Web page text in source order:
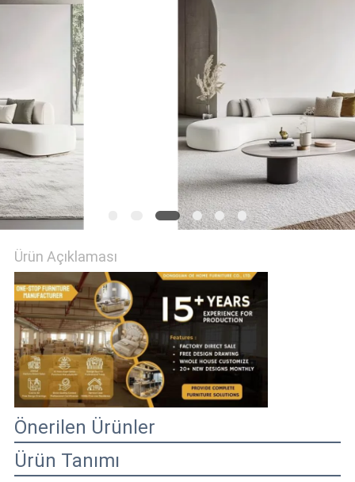
ULAŞIN
HABERLER
TÜM
SERVIS
TALEPLERI
TEKLIF
ISTEĞI
SITE
HARITASI
GIZLILIK
POLITIKASI
Ürün Açıklaması
Önerilen Ürünler
Ürün Tanımı